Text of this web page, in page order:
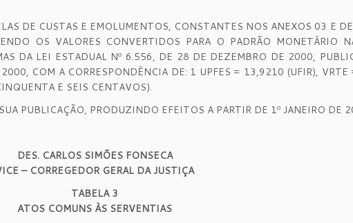
DE CUSTAS E EMOLUMENTOS, CONSTANTES NOS ANEXOS 03 E
OS VALORES CONVERTIDOS PARA O PADRÃO MONETÁRIO
DA LEI ESTADUAL Nº 6.556, DE 28 DE DEZEMBRO DE 2000,
COM A CORRESPONDÊNCIA DE: 1 UPFES = 13,9210 (UFIR),
E SEIS CENTAVOS).
PUBLICAÇÃO, PRODUZINDO EFEITOS A PARTIR DE 1º JANEIRO DE
DES. CARLOS SIMÕES FONSECA
– CORREGEDOR GERAL DA JUSTIÇA
TABELA 3
ATOS COMUNS ÀS SERVENTIAS